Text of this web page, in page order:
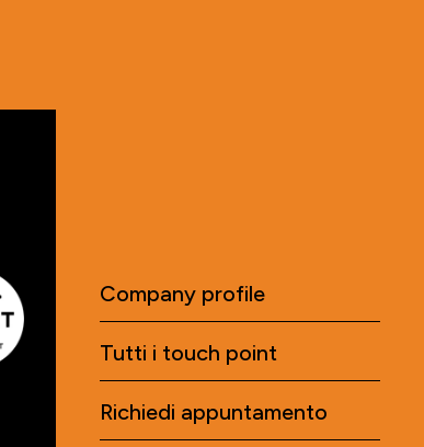
Company profile
Tutti i touch point
Richiedi appuntamento